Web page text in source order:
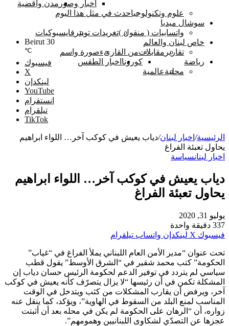
أخبار وصور مدن وأقضية
علوم وتكنولوجياحدث في مثل هذا اليوم
سوشال ميديا
واتسابيات ( منقول )تغريدات تويتر فايسبوكيات
خاص لبنان والعالم
تقارير مقابلاتمن القارىءصورة واسم
رياضة
محليةعالمية
كورونا اخبار الطقس
Beirut 30
℃
فيسبوك
‫X
لينكدإن
‫YouTube
انستقرام
تيلقرام
‫TikTok
الرئيسية/ اخبار لبنان/دياب يعيش في كوكب آخر… اللواء ابراهيم
يحاول تعبئة الفراغ
اخبار لبنانسياسة
دياب يعيش في كوكب آخر… اللواء ابراهيم
يحاول تعبئة الفراغ
يوليو 31, 2020
337 دقيقة واحدة
فيسبوك ‫X لينكدإن واتساب تيلقرام
تحت عنوان “مدير الأمن العام اللبناني يملأ الفراغ في “غياب”
الحكومة” كتب محمد شقير في “الشرق الأوسط” يقول قطب
سياسي لم يتردد في توفير الدعم لحكومة الرئيس حسان دياب إن
المشكلة تكمن في أن رئيسها “لا يزال يتصرّف كأنه يعيش في كوكب
آخر، ويرفض أن يقارب المشكلات من كثب ويتدخل في الوقت
المناسب لمنع البلد من السقوط في الهاوية”، ويؤكد، كما ينقل عنه
زواره، أن “الرهان على الحكومة لم يكن في محله بعد أن أثبتت
عجزها عن التصدّي لشكاوى اللبنانيين وهمومهم”.